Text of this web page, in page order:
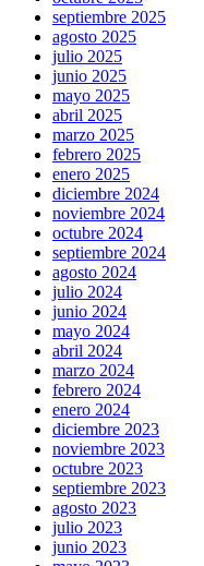
septiembre 2025
agosto 2025
julio 2025
junio 2025
mayo 2025
abril 2025
marzo 2025
febrero 2025
enero 2025
diciembre 2024
noviembre 2024
octubre 2024
septiembre 2024
agosto 2024
julio 2024
junio 2024
mayo 2024
abril 2024
marzo 2024
febrero 2024
enero 2024
diciembre 2023
noviembre 2023
octubre 2023
septiembre 2023
agosto 2023
julio 2023
junio 2023